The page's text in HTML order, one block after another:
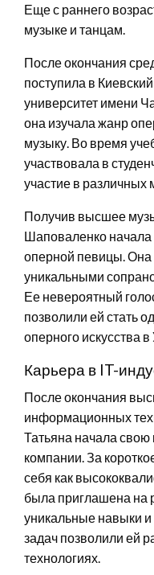
Еще с раннего
музыке и танцам.
После окончания
поступила в
университет имени
она изучала жанр
музыку. Во время
участвовала в
участие в различных
Получив высшее
Шаповаленко
оперной певицы. Она
уникальными
Ее невероятный
позволили ей стать
оперного искусства
Карьера в IT-
После окончания
информационных
Татьяна начала свою
компании. За
себя как
была приглашена на
уникальные навыки
задач позволили ей
технологиях.